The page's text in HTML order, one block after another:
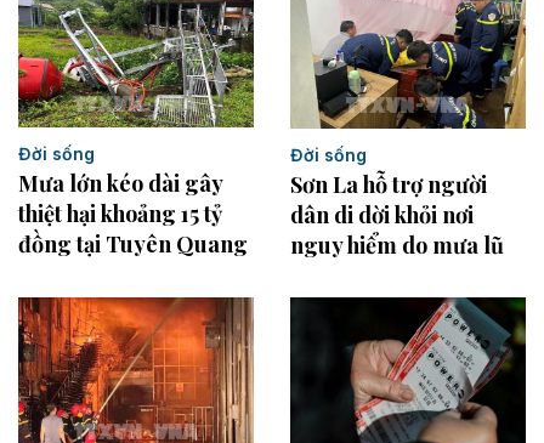
Đời sống
Mưa lớn kéo dài gây
thiệt hại khoảng 15 tỷ
đồng tại Tuyên Quang
Đời sống
Sơn La hỗ trợ người
dân di dời khỏi nơi
nguy hiểm do mưa lũ